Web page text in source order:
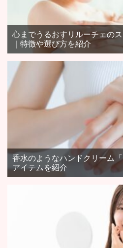
心までうるおすリルーチェの
｜特徴や選び方を紹介
香水のようなハンドクリーム
アイテムを紹介